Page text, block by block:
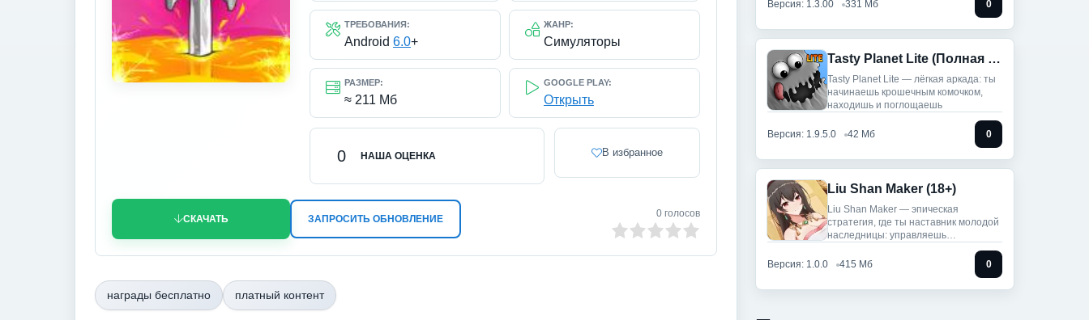
ТРЕБОВАНИЯ:
Android 6.0+
ЖАНР:
Симуляторы
РАЗМЕР:
≈ 211 Мб
GOOGLE PLAY:
Открыть
НАША ОЦЕНКА
0 В избранное
СКАЧАТЬ ЗАПРОСИТЬ ОБНОВЛЕНИЕ 0 голосов
награды бесплатно платный контент
Версия: 1.3.00 331 Мб 0
Tasty Planet Lite (Полная версия)
Tasty Planet Lite — лёгкая аркада: ты
начинаешь крошечным комочком,
находишь и поглощаешь
Версия: 1.9.5.0 42 Мб 0
Liu Shan Maker (18+)
Liu Shan Maker — эпическая
стратегия, где ты наставник молодой
наследницы: управляешь
Версия: 1.0.0
415 Мб 0